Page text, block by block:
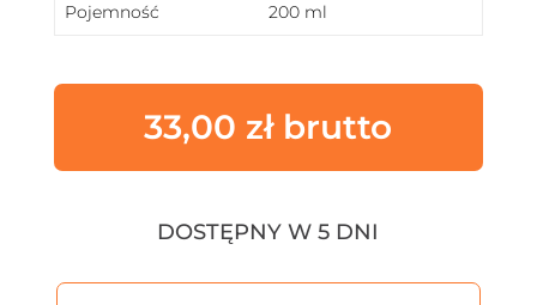
Pojemność 200 ml
33,00 zł
DOSTĘPNY W 5 DNI